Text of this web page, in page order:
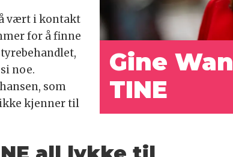
Gine
TINE
vært i kontakt
for å finne
noe.
som
kjenner til